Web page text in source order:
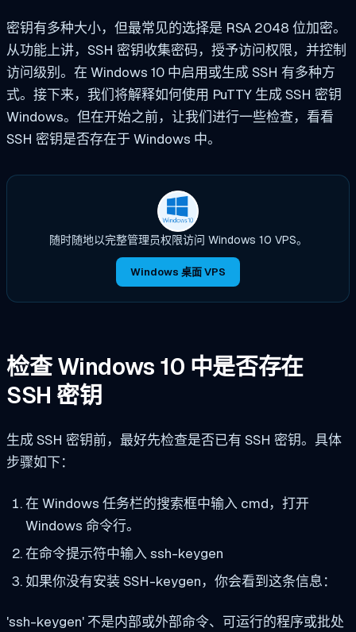
密钥有多种大小，但最常见的选择是 RSA 2048 位加密。
从功能上讲，SSH 密钥收集密码，授予访问权限，并控制
访问级别。在 Windows 10 中启用或生成 SSH 有多种方
式。接下来，我们将解释如何使用 PuTTY 生成 SSH 密钥
Windows。但在开始之前，让我们进行一些检查，看看
SSH 密钥是否存在于 Windows 中。
随时随地以完整管理员权限访问 Windows 10 VPS。
Windows 桌面 VPS
检查 Windows 10 中是否存在
SSH 密钥
生成 SSH 密钥前，最好先检查是否已有 SSH 密钥。具体
步骤如下：
在 Windows 任务栏的搜索框中输入 cmd，打开
Windows 命令行。
在命令提示符中输入ssh-keygen
如果你没有安装 SSH-keygen，你会看到这条信息：
'ssh-keygen' 不是内部或外部命令、可运行的程序或批处